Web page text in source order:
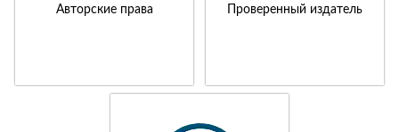
Авторские права Проверенный издатель